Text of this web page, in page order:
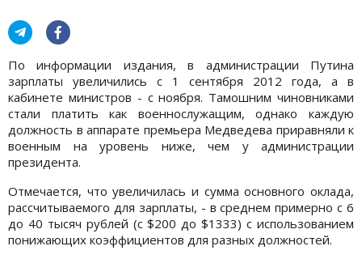
По информации издания, в администрации Путина
зарплаты увеличились с 1 сентября 2012 года, а в
кабинете министров - с ноября. Тамошним чиновниками
стали платить как военнослужащим, однако каждую
должность в аппарате премьера Медведева приравняли к
военным на уровень ниже, чем у администрации
президента.
Отмечается, что увеличилась и сумма основного оклада,
рассчитываемого для зарплаты, - в среднем примерно с 6
до 40 тысяч рублей (с $200 до $1333) с использованием
понижающих коэффициентов для разных должностей.